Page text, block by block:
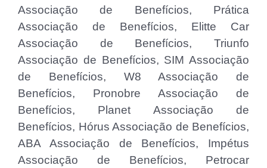
Associação de Benefícios, Prática
Associação de Benefícios, Elitte Car
Associação de Benefícios, Triunfo
Associação de Benefícios, SIM Associação
de Benefícios, W8 Associação de
Benefícios, Pronobre Associação de
Benefícios, Planet Associação de
Benefícios, Hórus Associação de Benefícios,
ABA Associação de Benefícios, Impétus
Associação de Benefícios, Petrocar